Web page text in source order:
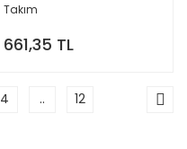
Takım
661,35 TL
4 .. 12